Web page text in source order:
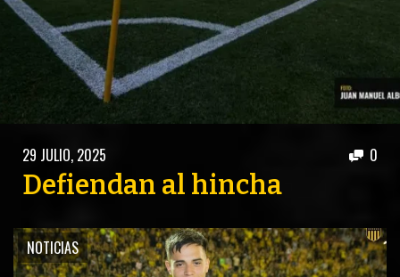
FUTSAL FUTSAL FEMENINO
ACTUALIDAD
3ERA DIVISIÓN
FORMATIVAS
CONTENIDOS
OTROS DEPORTES
ATLETISMO
MÁS DE PYD
29 JULIO, 2025 0
Defiendan al hincha
NOTICIAS